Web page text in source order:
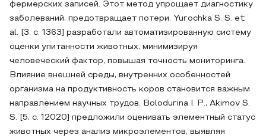
фермерских записей. Этот метод упрощает диагностику
заболеваний, предотвращает потери. Yurochka S. S. et
al. [3, с. 1363] разработали автоматизированную систему
оценки упитанности животных, минимизируя
человеческий фактор, повышая точность мониторинга.
Влияние внешней среды, внутренних особенностей
организма на продуктивность коров становится важным
направлением научных трудов. Bolodurina I. P., Akimov S.
S. [5, с. 12020] предложили оценивать элементный статус
животных через анализ микроэлементов, выявляя